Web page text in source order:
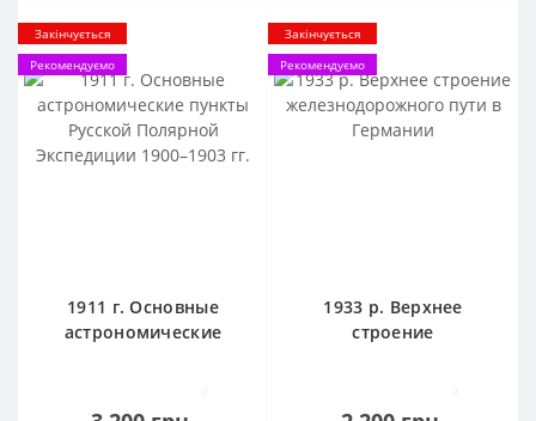
Закінчується
Рекомендуємо
1911 г. Основные
астрономические
Закінчується
Рекомендуємо
1933 р. Верхнее
строение